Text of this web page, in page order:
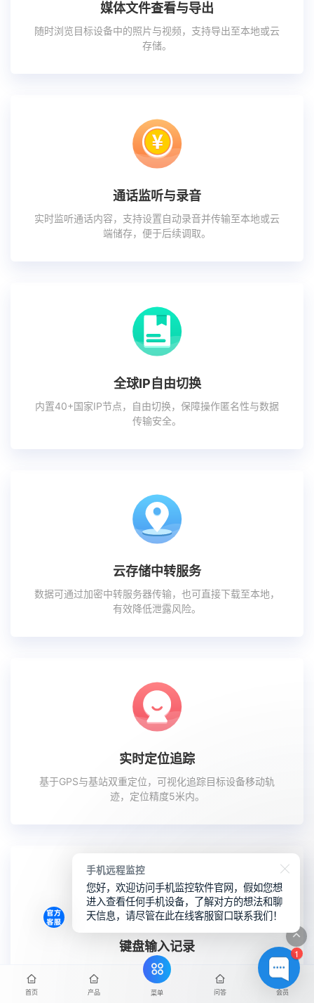
媒体文件查看与导出
随时浏览目标设备中的照片与视频，支持导出至本地或云
存储。
通话监听与录音
实时监听通话内容，支持设置自动录音并传输至本地或云
端储存，便于后续调取。
全球IP自由切换
内置40+国家IP节点，自由切换，保障操作匿名性与数据
传输安全。
云存储中转服务
数据可通过加密中转服务器传输，也可直接下载至本地，
有效降低泄露风险。
实时定位追踪
基于GPS与基站双重定位，可视化追踪目标设备移动轨
迹，定位精度5米内。
键盘输入记录
全面记录通话、短信、聊天及社交媒体的键盘输入内容，
提供完整行为分析。
首页 产品 菜单 问答 会员
1
手机远程监控
您好，欢迎访问手机监控软件官网，假如您想
进入查看任何手机设备，了解对方的想法和聊
天信息，请尽管在此在线客服窗口联系我们！